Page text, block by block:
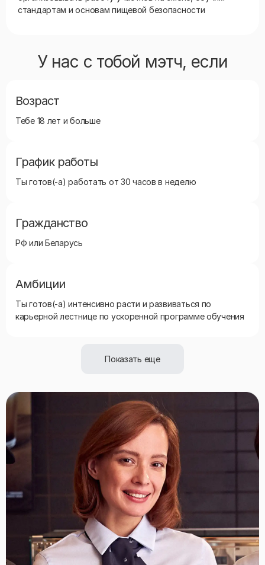
стандартам и основам пищевой безопасности
У нас с тобой мэтч, если
Возраст
Тебе 18 лет и больше
График работы
Ты готов(-а) работать от 30 часов в неделю
Гражданство
РФ или Беларусь
Амбиции
Ты готов(-а) интенсивно расти и развиваться по
карьерной лестнице по ускоренной программе обучения
Показать еще